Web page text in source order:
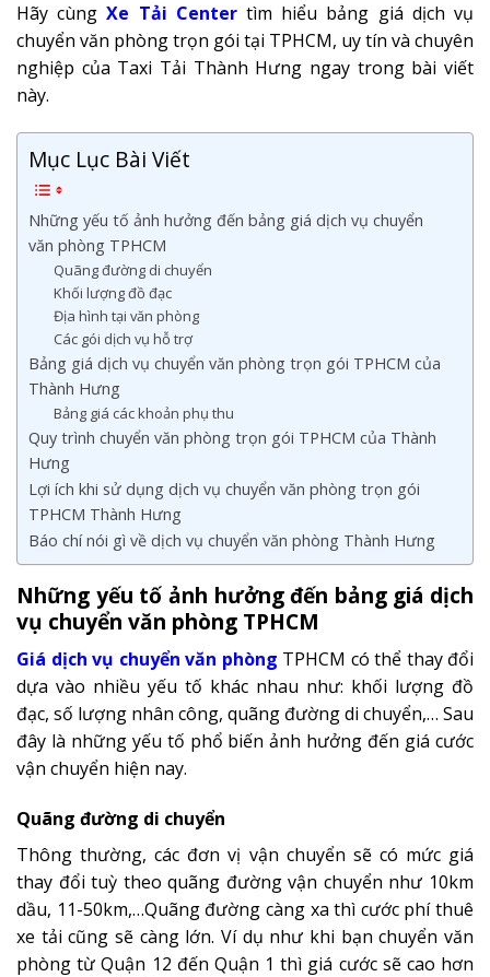
Hãy cùngXe Tải Centertìm hiểu bảng giá dịch vụ
chuyển văn phòng trọn gói tại TPHCM, uy tín và chuyên
nghiệp của Taxi Tải Thành Hưng ngay trong bài viết
này.
Mục Lục Bài Viết
Những yếu tố ảnh hưởng đến bảng giá dịch vụ chuyển
văn phòng TPHCM
Quãng đường di chuyển
Khối lượng đồ đạc
Địa hình tại văn phòng
Các gói dịch vụ hỗ trợ
Bảng giá dịch vụ chuyển văn phòng trọn gói TPHCM của
Thành Hưng
Bảng giá các khoản phụ thu
Quy trình chuyển văn phòng trọn gói TPHCM của Thành
Hưng
Lợi ích khi sử dụng dịch vụ chuyển văn phòng trọn gói
TPHCM Thành Hưng
Báo chí nói gì về dịch vụ chuyển văn phòng Thành Hưng
Những yếu tố ảnh hưởng đến bảng giá dịch
vụ chuyển văn phòng TPHCM
Giá dịch vụ chuyển văn phòng TPHCM có thể thay đổi
dựa vào nhiều yếu tố khác nhau như: khối lượng đồ
đạc, số lượng nhân công, quãng đường di chuyển,… Sau
đây là những yếu tố phổ biến ảnh hưởng đến giá cước
vận chuyển hiện nay.
Quãng đường di chuyển
Thông thường, các đơn vị vận chuyển sẽ có mức giá
thay đổi tuỳ theo quãng đường vận chuyển như 10km
dầu, 11-50km,…Quãng đường càng xa thì cước phí thuê
xe tải cũng sẽ càng lớn. Ví dụ như khi bạn chuyển văn
phòng từ Quận 12 đến Quận 1 thì giá cước sẽ cao hơn